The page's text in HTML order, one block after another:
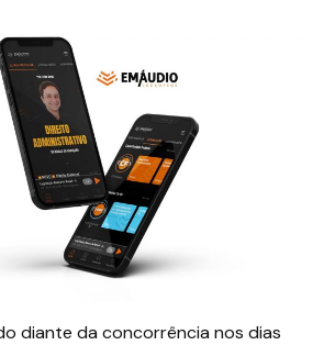
diante da concorrência nos dias